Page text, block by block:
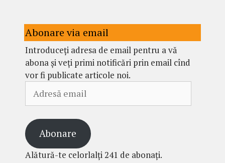
Abonare via email
Introduceți adresa de email pentru a vă
abona și veți primi notificări prin email cînd
vor fi publicate articole noi.
email
Abonare
Alătură-te celorlalți 241 de abonați.